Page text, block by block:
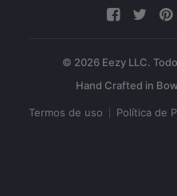
© 2026 Eezy LLC.
Termos de uso Política de